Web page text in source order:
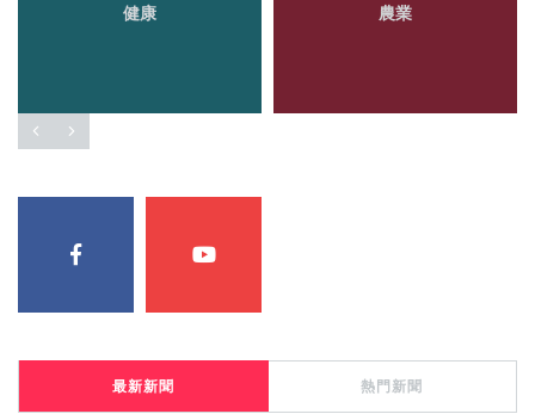
健康 農業
最新新聞 熱門新聞